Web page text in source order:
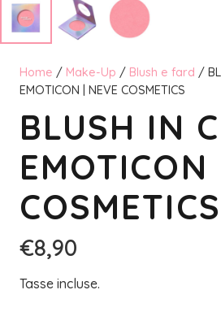
Home / Make-Up / Blush e fard /
EMOTICON | NEVE COSMETICS
BLUSH IN
EMOTICON
COSMETICS
€8,90
Tasse incluse.